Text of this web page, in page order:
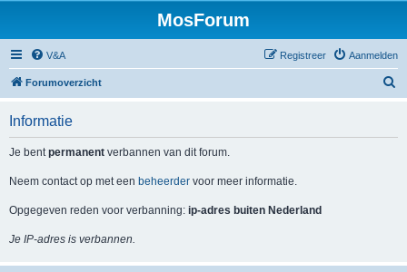
MosForum
V&A Aanmelden
Registreer
Forumoverzicht
Informatie
Je bentpermanent verbannen van dit forum.
Neem contact op met een beheerder voor meer informatie.
Opgegeven reden voor verbanning: ip-adres buiten Nederland
Je IP-adres is verbannen.